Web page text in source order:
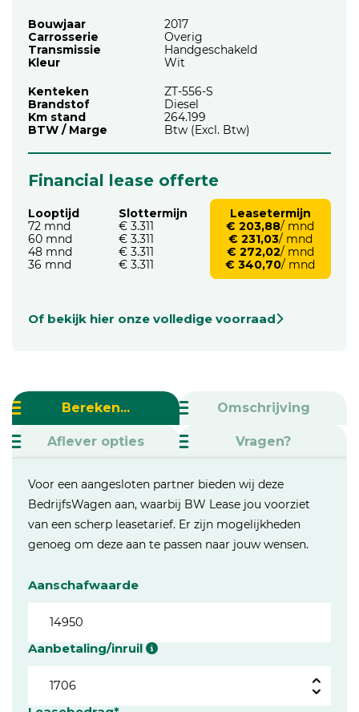
Bouwjaar
2017
Carrosserie
Overig
Transmissie
Handgeschakeld
Kleur
Wit
Kenteken
ZT-556-S
Brandstof
Diesel
Km stand
264.199
BTW / Marge
Btw (Excl. Btw)
Financial lease offerte
Looptijd
72 mnd
60 mnd
48 mnd
36 mnd
Slottermijn
€ 3.311
€ 3.311
€ 3.311
€ 3.311
Leasetermijn
€ 203,88/ mnd
€ 231,03/ mnd
€ 272,02/ mnd
€ 340,70/ mnd
Of bekijk hier onze volledige voorraad
Bereken... Omschrijving
Aflever opties Vragen?
Voor een aangesloten partner bieden wij deze
BedrijfsWagen aan, waarbij BW Lease jou voorziet
van een scherp leasetarief. Er zijn mogelijkheden
genoeg om deze aan te passen naar jouw wensen.
Aanschafwaarde
Aanbetaling/inruil